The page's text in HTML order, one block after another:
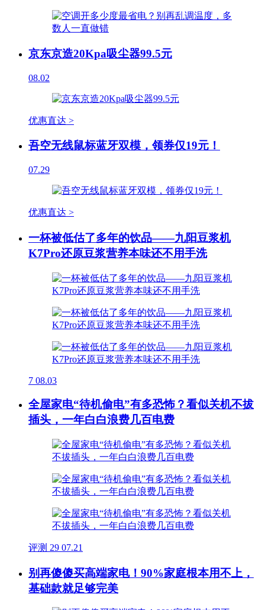
京东京造20Kpa吸尘器99.5元
08.02
优惠直达 >
吾空无线鼠标蓝牙双模，领券仅19元！
07.29
优惠直达 >
一杯被低估了多年的饮品——九阳豆浆机
K7Pro还原豆浆营养本味还不用手洗
7 08.03
全屋家电“待机偷电”有多恐怖？看似关机不拔
插头，一年白白浪费几百电费
评测 29 07.21
别再傻傻买高端家电！90%家庭根本用不上，
基础款就足够完美